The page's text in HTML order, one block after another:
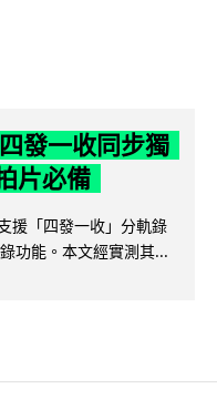
發一收同步獨
片必備
援「四發一收」分軌錄
功能。本文經實測其...